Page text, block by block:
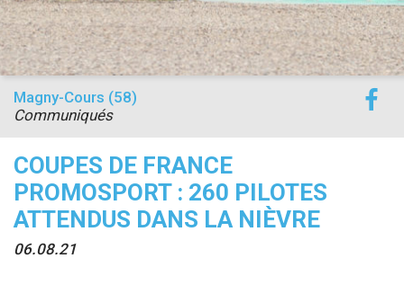
COUPES DE FRANCE
PROMOSPORT : 260 PILOTES
ATTENDUS DANS LA NIÈVRE
06.08.21
Magny-Cours (58)
Communiqués